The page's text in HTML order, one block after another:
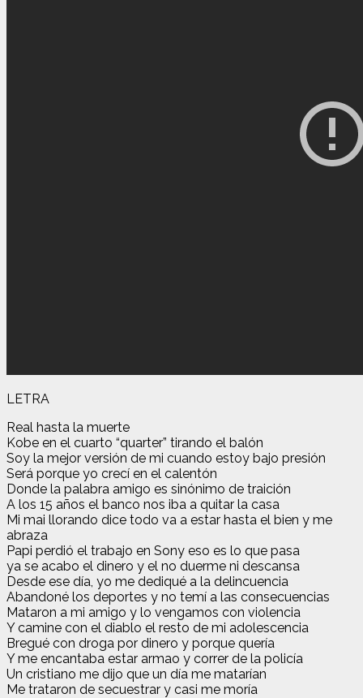
LETRA
Real hasta la muerte
Kobe en el cuarto “quarter” tirando el balón
Soy la mejor versión de mi cuando estoy bajo presión
Será porque yo crecí en el calentón
Donde la palabra amigo es sinónimo de traición
A los 15 años el banco nos iba a quitar la casa
Mi mai llorando dice todo va a estar hasta el bien y me
abraza
Papi perdió el trabajo en Sony eso es lo que pasa
ya se acabo el dinero y el no duerme ni descansa
Desde ese día, yo me dediqué a la delincuencia
Abandoné los deportes y no temí a las consecuencias
Mataron a mi amigo y lo vengamos con violencia
Y camine con el diablo el resto de mi adolescencia
Bregué con droga por dinero y porque quería
Y me encantaba estar armao y correr de la policía
Un cristiano me dijo que un día me matarían
Me trataron de secuestrar y casi me moría